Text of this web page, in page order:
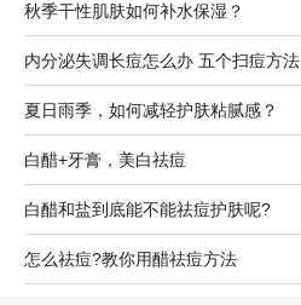
秋季干性肌肤如何补水保湿？
内分泌失调长痘怎么办 五个扫痘方法
夏日雨季，如何减轻护肤粘腻感？
白醋+牙膏，美白祛痘
白醋和盐到底能不能祛痘护肤呢?
怎么祛痘?教你用醋祛痘方法